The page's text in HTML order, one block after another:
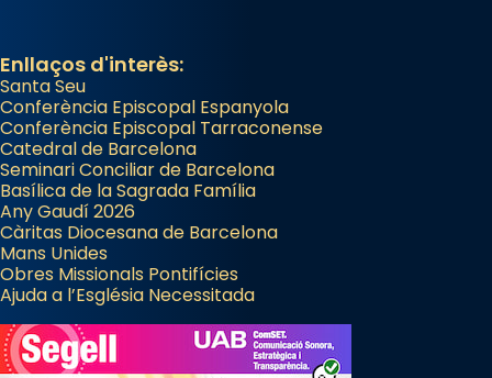
Enllaços d'interès:
Santa Seu
Conferència Episcopal Espanyola
Conferència Episcopal Tarraconense
Catedral de Barcelona
Seminari Conciliar de Barcelona
Basílica de la Sagrada Família
Any Gaudí 2026
Càritas Diocesana de Barcelona
Mans Unides
Obres Missionals Pontifícies
Ajuda a l’Església Necessitada